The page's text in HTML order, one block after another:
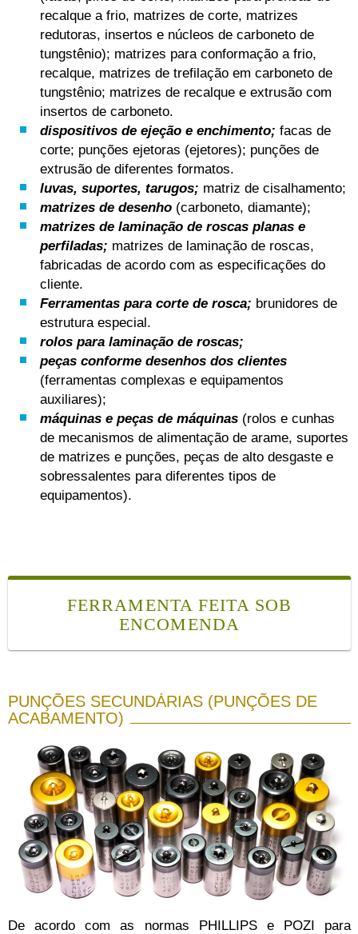
recalque a frio, matrizes de corte, matrizes
redutoras, insertos e núcleos de carboneto de
tungstênio); matrizes para conformação a frio,
recalque, matrizes de trefilação em carboneto de
tungstênio; matrizes de recalque e extrusão com
insertos de carboneto.
dispositivos de ejeção e enchimento; facas de
corte; punções ejetoras (ejetores); punções de
extrusão de diferentes formatos.
luvas, suportes, tarugos; matriz de cisalhamento;
matrizes de desenho (carboneto, diamante);
matrizes de laminação de roscas planas e
perfiladas; matrizes de laminação de roscas,
fabricadas de acordo com as especificações do
cliente.
Ferramentas para corte de rosca; brunidores de
estrutura especial.
rolos para laminação de roscas;
peças conforme desenhos dos clientes
(ferramentas complexas e equipamentos
auxiliares);
máquinas e peças de máquinas (rolos e cunhas
de mecanismos de alimentação de arame, suportes
de matrizes e punções, peças de alto desgaste e
sobressalentes para diferentes tipos de
equipamentos).
FERRAMENTA FEITA SOB
ENCOMENDA
PUNÇÕES SECUNDÁRIAS (PUNÇÕES DE
ACABAMENTO)
De acordo com as normas PHILLIPS e POZI para